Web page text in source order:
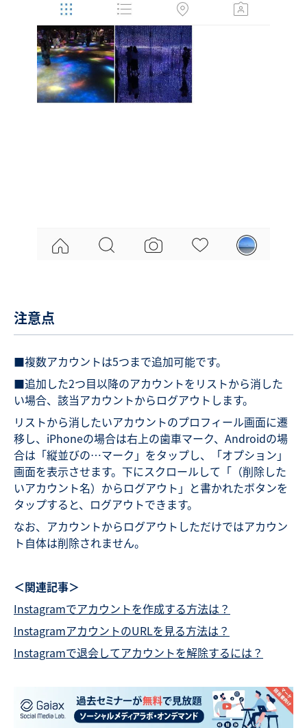
注意点
■複数アカウントは5つまで追加可能です。
■追加した2つ目以降のアカウントをリストから消した
い場合、該当アカウントからログアウトします。
リストから消したいアカウントのプロフィール画面に遷
移し、iPhoneの場合は右上の歯車マーク、Androidの場
合は「縦並びの…マーク」をタップし、「オプション」
画面を表示させます。下にスクロールして「（削除した
いアカウント名）からログアウト」と書かれたボタンを
タップすると、ログアウトできます。
なお、アカウントからログアウトしただけではアカウン
ト自体は削除されません。
＜関連記事＞
Instagramでアカウントを作成する方法は？
InstagramアカウントのURLを見る方法は？
Instagramで退会してアカウントを解除するには？